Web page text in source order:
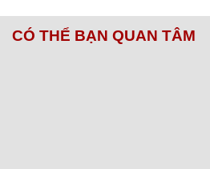
CÓ THỂ BẠN QUAN TÂM